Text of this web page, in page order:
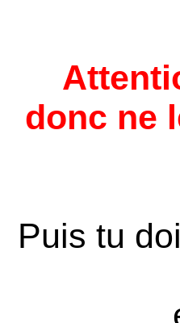
donc ne
Puis tu